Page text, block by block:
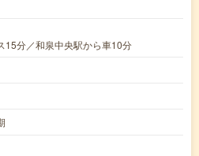
15分／和泉中央駅から車10分